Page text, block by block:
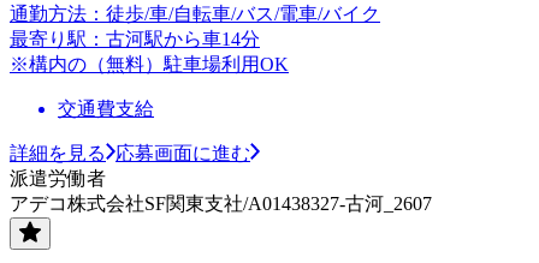
通勤方法：徒歩/車/自転車/バス/電車/バイク
最寄り駅：古河駅から車14分
※構内の（無料）駐車場利用OK
交通費支給
詳細を見る
応募画面に進む
派遣労働者
アデコ株式会社SF関東支社/A01438327-古河_2607